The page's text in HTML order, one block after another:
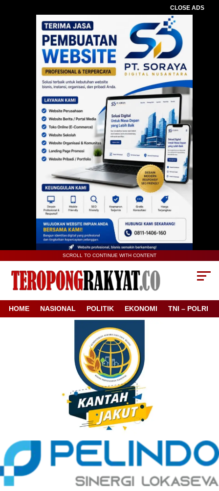
CLOSE ADS
SCROLL TO CONTINUE WITH CONTENT
HOME NASIONAL POLITIK EKONOMI TNI – POLRI